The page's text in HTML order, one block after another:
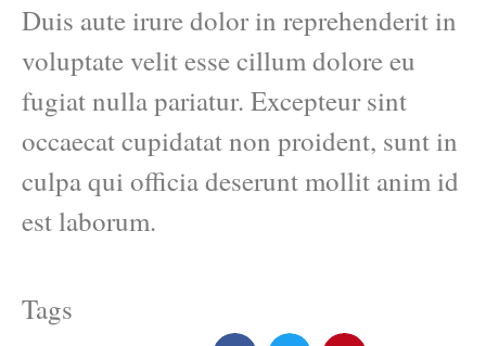
Duis aute irure dolor in reprehenderit in
voluptate velit esse cillum dolore eu
fugiat nulla pariatur. Excepteur sint
occaecat cupidatat non proident, sunt in
culpa qui officia deserunt mollit anim id
est laborum.
Tags